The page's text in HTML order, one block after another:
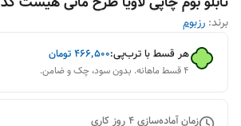
برند: رزبوم
هر قسط با ترب‌پی:۴۶۶٬۵۰۰تومان
۴ قسط ماهانه. بدون سود، چک و ضامن.
زمان آماده‌سازی4روز کاری